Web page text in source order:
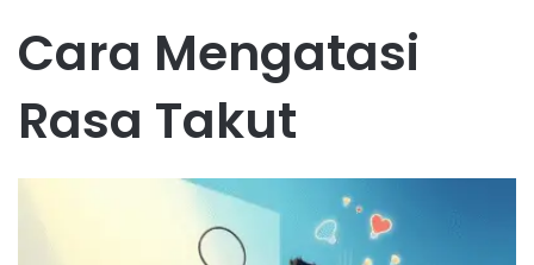
Cara Mengatasi
Rasa Takut